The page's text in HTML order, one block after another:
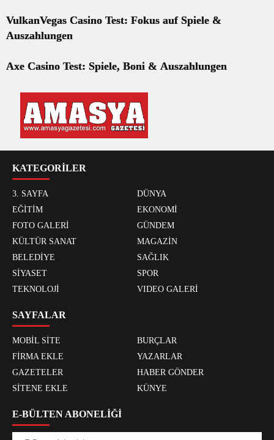
VulkanVegas Casino Test: Fokus auf Spiele &
Auszahlungen
Axe Casino Test: Spiele, Boni & Auszahlungen
KATEGORİLER
3. SAYFA
DÜNYA
EĞİTİM
EKONOMİ
FOTO GALERİ
GÜNDEM
KÜLTÜR SANAT
MAGAZİN
BELEDİYE
SAĞLIK
SİYASET
SPOR
TEKNOLOJİ
VIDEO GALERİ
SAYFALAR
MOBİL SİTE
BURÇLAR
FİRMA EKLE
YAZARLAR
GAZETELER
HABER GÖNDER
SİTENE EKLE
KÜNYE
E-BÜLTEN ABONELİĞİ